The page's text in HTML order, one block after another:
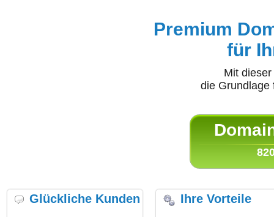
Premium
für
Mit
die
Glückliche Kunden Ihre Vorteile